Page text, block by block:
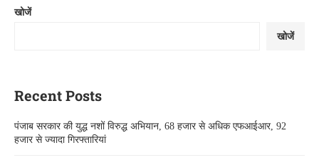
खोजें
खोजें
Recent Posts
पंजाब सरकार की युद्ध नशों विरुद्ध अभियान, 68 हजार से अधिक एफआईआर, 92
हजार से ज्यादा गिरफ्तारियां